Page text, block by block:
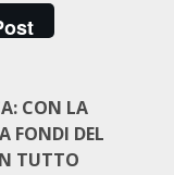
CON LA
FONDI DEL
TUTTO